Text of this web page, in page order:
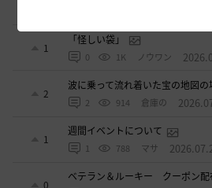
1
「怪しい袋」
0 1K ノウワン
2
波に乗って流れ着いた宝の地図の
2 914 倉庫の
1
週間イベントについて
1 788 マサ
0
ベテラン＆ルーキー クーポン配